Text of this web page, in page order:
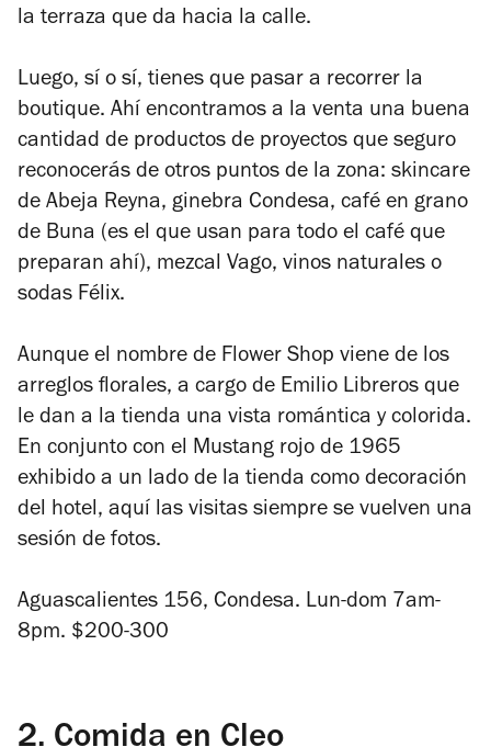
la terraza que da hacia la calle.
Luego, sí o sí, tienes que pasar a recorrer la
boutique. Ahí encontramos a la venta una buena
cantidad de productos de proyectos que seguro
reconocerás de otros puntos de la zona: skincare
de Abeja Reyna, ginebra Condesa, café en grano
de Buna (es el que usan para todo el café que
preparan ahí), mezcal Vago, vinos naturales o
sodas Félix.
Aunque el nombre de Flower Shop viene de los
arreglos florales, a cargo de Emilio Libreros que
le dan a la tienda una vista romántica y colorida.
En conjunto con el Mustang rojo de 1965
exhibido a un lado de la tienda como decoración
del hotel, aquí las visitas siempre se vuelven una
sesión de fotos.
Aguascalientes 156, Condesa. Lun-dom 7am-
8pm. $200-300
2. Comida en Cleo